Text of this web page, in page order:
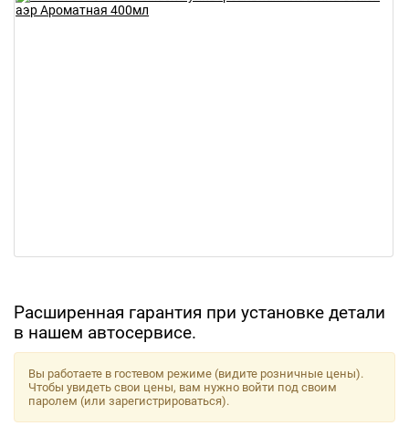
Расширенная гарантия при установке детали
в нашем автосервисе.
Вы работаете в гостевом режиме (видите розничные цены).
Чтобы увидеть свои цены, вам нужно войти под своим
паролем (или зарегистрироваться).